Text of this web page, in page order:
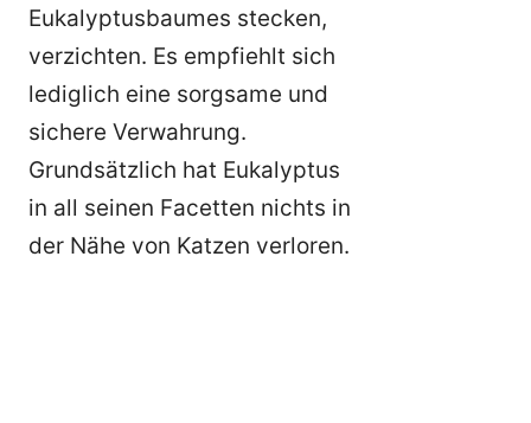
Eukalyptusbaumes stecken,
verzichten. Es empfiehlt sich
lediglich eine sorgsame und
sichere Verwahrung.
Grundsätzlich hat Eukalyptus
in all seinen Facetten nichts in
der Nähe von Katzen verloren.